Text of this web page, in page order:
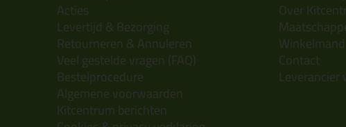
Acties
Levertijd & Bezorging
Retourneren & Annuleren
Veel gestelde vragen (FAQ)
Bestelprocedure
Algemene voorwaarden
Kitcentrum berichten
Over
Winkelmand
Contact
Leverancier